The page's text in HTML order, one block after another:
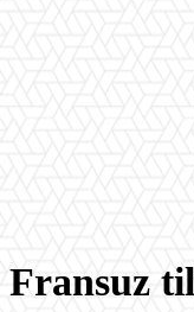
Fransuz